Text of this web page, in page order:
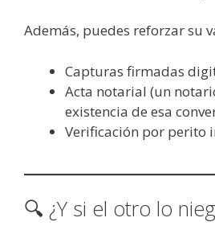
Además, puedes reforzar su
Capturas firmadas
Acta notarial (un
existencia de esa
Verificación por perito
🔍 ¿Y si el otro lo